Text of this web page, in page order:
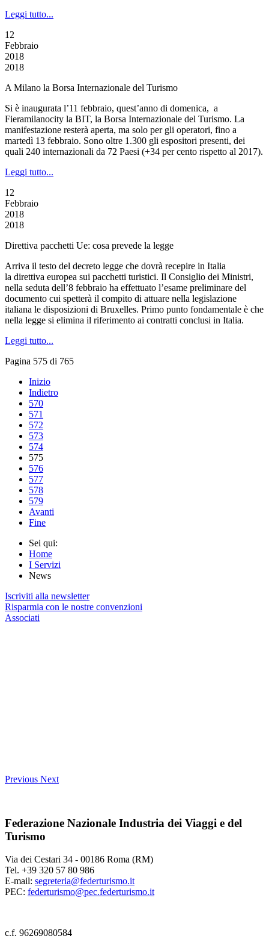
Leggi tutto...
12
Febbraio
2018
2018
A Milano la Borsa Internazionale del Turismo
Si è inaugurata l’11 febbraio, quest’anno di domenica, a
Fieramilanocity la BIT, la Borsa Internazionale del Turismo. La
manifestazione resterà aperta, ma solo per gli operatori, fino a
martedì 13 febbraio. Sono oltre 1.300 gli espositori presenti, dei
quali 240 internazionali da 72 Paesi (+34 per cento rispetto al 2017).
Leggi tutto...
12
Febbraio
2018
2018
Direttiva pacchetti Ue: cosa prevede la legge
Arriva il testo del decreto legge che dovrà recepire in Italia
la direttiva europea sui pacchetti turistici. Il Consiglio dei Ministri,
nella seduta dell’8 febbraio ha effettuato l’esame preliminare del
documento cui spetterà il compito di attuare nella legislazione
italiana le disposizioni di Bruxelles. Primo punto fondamentale è che
nella legge si elimina il riferimento ai contratti conclusi in Italia.
Leggi tutto...
Pagina 575 di 765
Inizio
Indietro
570
571
572
573
574
575
576
577
578
579
Avanti
Fine
Sei qui:
Home
I Servizi
News
Iscriviti alla newsletter
Risparmia con le nostre convenzioni
Associati
Previous Next
Federazione Nazionale Industria dei Viaggi e del
Turismo
Via dei Cestari 34 - 00186 Roma (RM)
Tel. +39 320 57 80 986
E-mail: segreteria@federturismo.it
PEC: federturismo@pec.federturismo.it
c.f. 96269080584